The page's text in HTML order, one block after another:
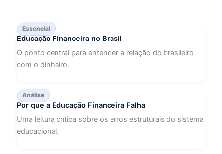
Essencial
Educação Financeira no Brasil
O ponto central para entender a relação do brasileiro
com o dinheiro.
Análise
Por que a Educação Financeira Falha
Uma leitura crítica sobre os erros estruturais do sistema
educacional.